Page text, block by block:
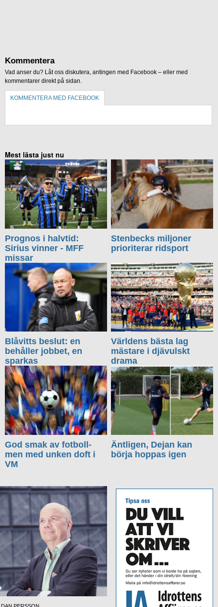
Kommentera
Vad anser du? Låt oss diskutera, antingen med Facebook – eller med
kommentarer direkt på sidan.
KOMMENTERA MED FACEBOOK
Mest lästa just nu
Prognos i halvtid:
Sirius vinner - MFF
missar
Stenbecks miljoner
prioriterar ridsport
Blåvitts beslut: en
behåller jobbet, en
sparkas
Världens bästa lag
mästare i djävulskt
drama
God smak av fotboll-
men med unken doft i
VM
Äntligen, Dejan kan
börja hoppas igen